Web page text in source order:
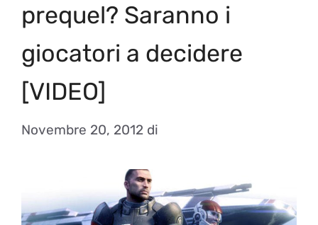
prequel? Saranno i
giocatori a decidere
[VIDEO]
Novembre 20, 2012 di